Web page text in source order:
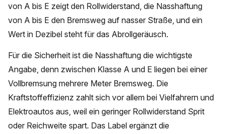
von A bis E zeigt den Rollwiderstand, die Nasshaftung
von A bis E den Bremsweg auf nasser Straße, und ein
Wert in Dezibel steht für das Abrollgeräusch.
Für die Sicherheit ist die Nasshaftung die wichtigste
Angabe, denn zwischen Klasse A und E liegen bei einer
Vollbremsung mehrere Meter Bremsweg. Die
Kraftstoffeffizienz zahlt sich vor allem bei Vielfahrern und
Elektroautos aus, weil ein geringer Rollwiderstand Sprit
oder Reichweite spart. Das Label ergänzt die